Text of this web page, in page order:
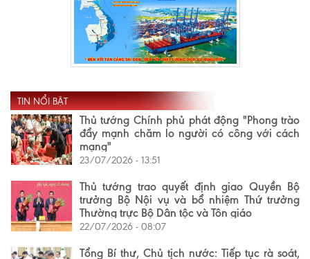
TIN NỔI BẬT
Thủ tướng Chính phủ phát động "Phong trào
đẩy mạnh chăm lo người có công với cách
mạng"
23/07/2026 - 13:51
Thủ tướng trao quyết định giao Quyền Bộ
trưởng Bộ Nội vụ và bổ nhiệm Thứ trưởng
Thường trực Bộ Dân tộc và Tôn giáo
22/07/2026 - 08:07
Tổng Bí thư, Chủ tịch nước: Tiếp tục rà soát,